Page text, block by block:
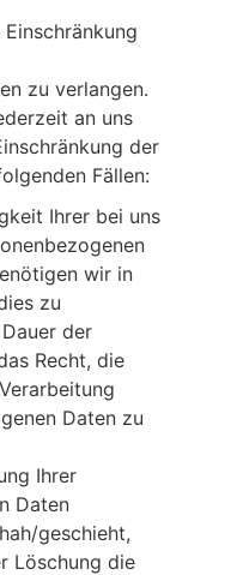
zu verlangen.
an uns
der
Fällen:
Ihrer bei uns
wir in
zu
der
Recht, die
Daten zu
Ihrer
Daten
geschieht,
Löschung die